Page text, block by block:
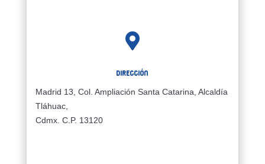

Dirección
Madrid 13, Col. Ampliación Santa Catarina, Alcaldía
Tláhuac,
Cdmx. C.P. 13120